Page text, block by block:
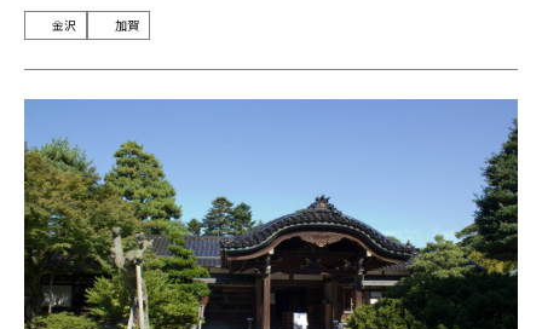
金沢 加賀